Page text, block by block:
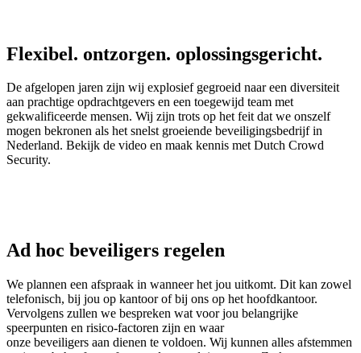
Flexibel. ontzorgen. oplossingsgericht.
De afgelopen jaren zijn wij explosief gegroeid naar een diversiteit
aan prachtige opdrachtgevers en een toegewijd team met
gekwalificeerde mensen. Wij zijn trots op het feit dat we onszelf
mogen bekronen als het snelst groeiende beveiligingsbedrijf in
Nederland. Bekijk de video en maak kennis met Dutch Crowd
Security.
Ad hoc beveiligers regelen
We plannen een afspraak in wanneer het jou uitkomt. Dit kan zowel
telefonisch, bij jou op kantoor of bij ons op het hoofdkantoor.
Vervolgens zullen we bespreken wat voor jou belangrijke
speerpunten en risico-factoren zijn en waar
onze beveiligers aan dienen te voldoen. Wij kunnen alles afstemmen